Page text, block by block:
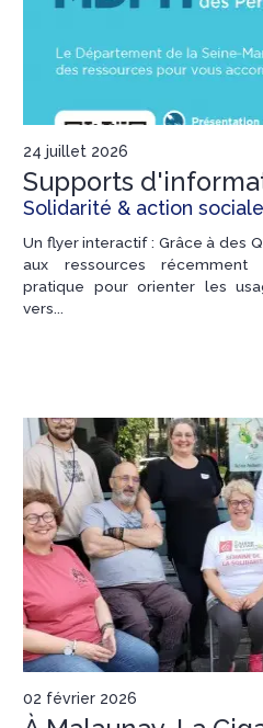
24 juillet 2026
Supports
Solidarité & action sociale
Un flyer interactif : Grâce à des
aux ressources récemment
pratique pour orienter les
vers...
02 février 2026